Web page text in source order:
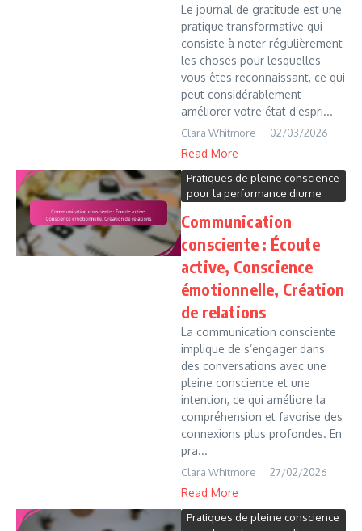
Le journal de gratitude est une
pratique transformative qui
consiste à noter régulièrement
les choses pour lesquelles
vous êtes reconnaissant, ce qui
peut considérablement
améliorer votre état d’espri...
Clara Whitmore 02/03/2026
Read More
Pratiques de pleine conscience
pour la performance diurne
Communication
consciente : Écoute
active, Conscience
émotionnelle, Création
de relations
La communication consciente
implique de s’engager dans
des conversations avec une
pleine conscience et une
intention, ce qui améliore la
compréhension et favorise des
connexions plus profondes. En
pra...
Clara Whitmore 27/02/2026
Read More
Pratiques de pleine conscience